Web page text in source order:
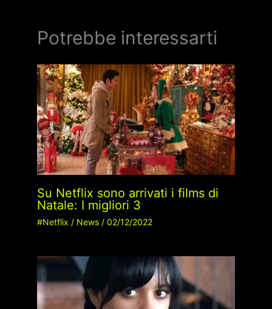
Potrebbe interessarti
Su Netflix sono arrivati i films di
Natale: I migliori 3
#Netflix / News/ 02/12/2022